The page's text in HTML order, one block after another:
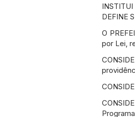
DEFINE
O
por Lei,